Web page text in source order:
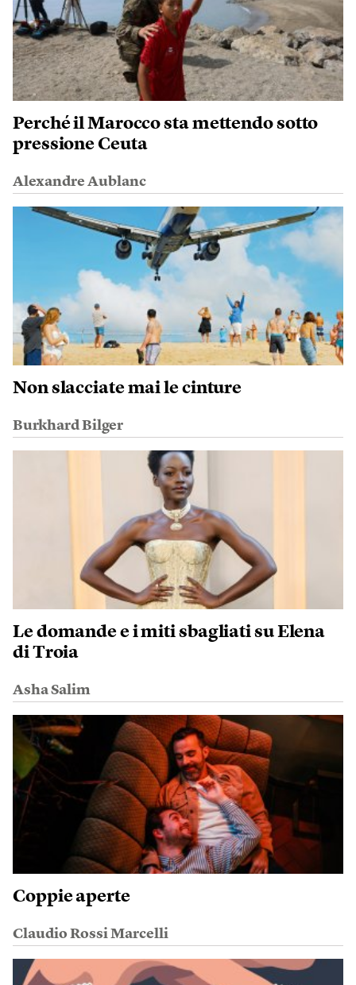
Perché il Marocco sta mettendo sotto
pressione Ceuta
Alexandre Aublanc
Non slacciate mai le cinture
Burkhard Bilger
Le domande e i miti sbagliati su Elena
di Troia
Asha Salim
Coppie aperte
Claudio Rossi Marcelli